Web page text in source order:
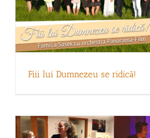
Fiii lui Dumnezeu se ridică!